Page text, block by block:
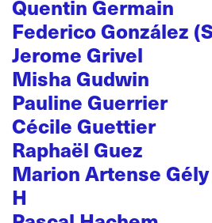
Quentin Germain
Federico González
Jerome Grivel
Misha Gudwin
Pauline Guerrier
Cécile Guettier
Raphaël Guez
Marion Artense Gély
H